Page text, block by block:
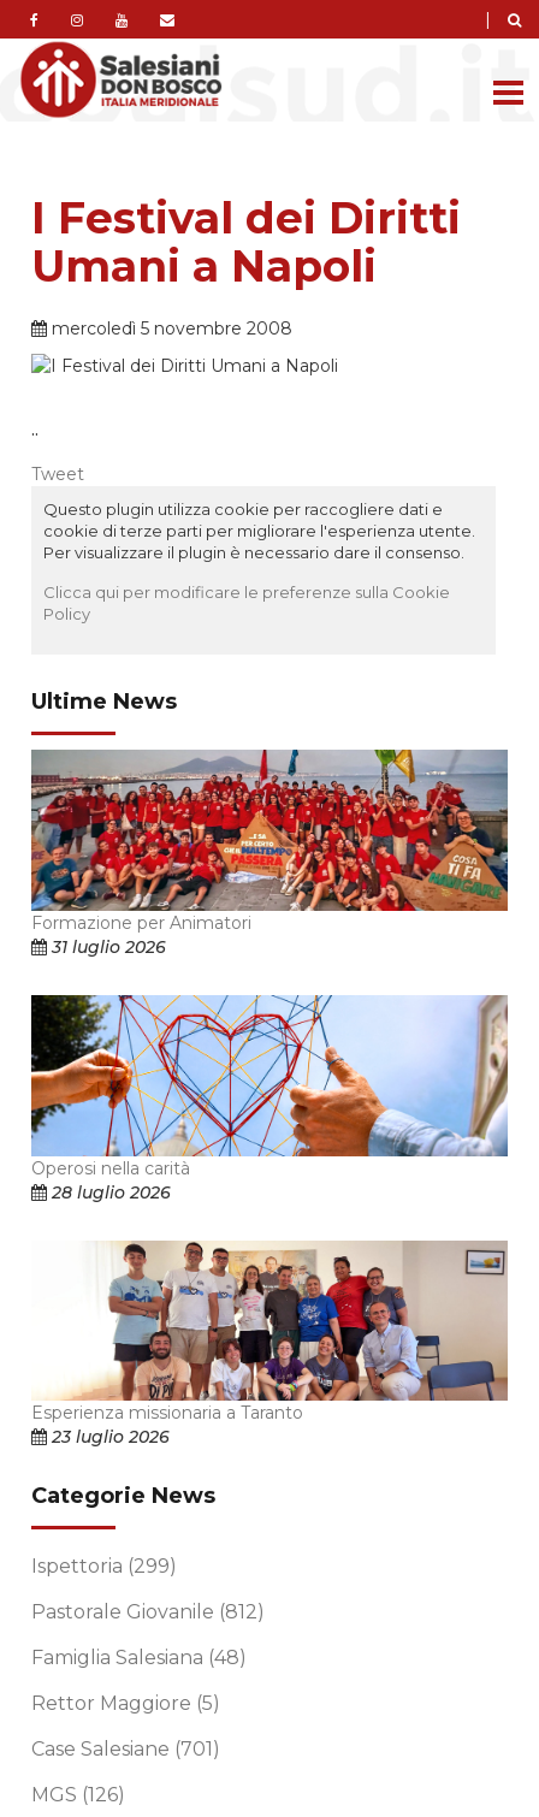
|
I Festival dei Diritti
Umani a Napoli
mercoledì 5 novembre 2008
..
Tweet
Questo plugin utilizza cookie per raccogliere dati e
cookie di terze parti per migliorare l'esperienza utente.
Per visualizzare il plugin è necessario dare il consenso.
Clicca qui per modificare le preferenze sulla Cookie
Policy
Ultime News
Formazione per Animatori
31 luglio 2026
Operosi nella carità
28 luglio 2026
Esperienza missionaria a Taranto
23 luglio 2026
Categorie News
Ispettoria (299)
Pastorale Giovanile (812)
Famiglia Salesiana (48)
Rettor Maggiore (5)
Case Salesiane (701)
MGS (126)